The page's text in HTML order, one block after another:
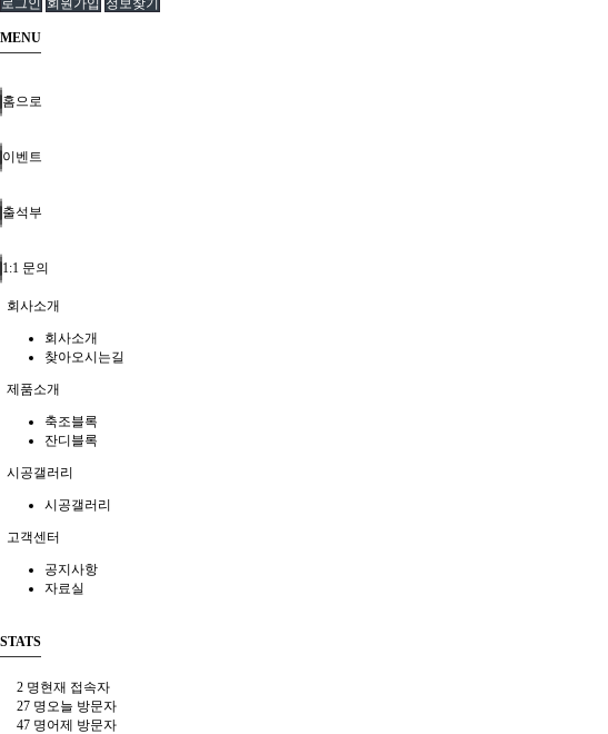
로그인 회원가입 정보찾기
MENU
홈으로
이벤트
출석부
1:1 문의
회사소개
회사소개
찾아오시는길
제품소개
축조블록
잔디블록
시공갤러리
시공갤러리
고객센터
공지사항
자료실
STATS
2 명현재 접속자
27 명오늘 방문자
47 명어제 방문자